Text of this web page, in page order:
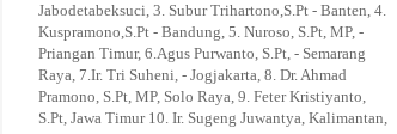
Jabodetabeksuci, 3. Subur Trihartono,S.Pt - Banten, 4.
Kuspramono,S.Pt - Bandung, 5. Nuroso, S.Pt, MP, -
Priangan Timur, 6.Agus Purwanto, S.Pt, - Semarang
Raya, 7.Ir. Tri Suheni, - Jogjakarta, 8. Dr. Ahmad
Pramono, S.Pt, MP, Solo Raya, 9. Feter Kristiyanto,
S.Pt, Jawa Timur 10. Ir. Sugeng Juwantya, Kalimantan,